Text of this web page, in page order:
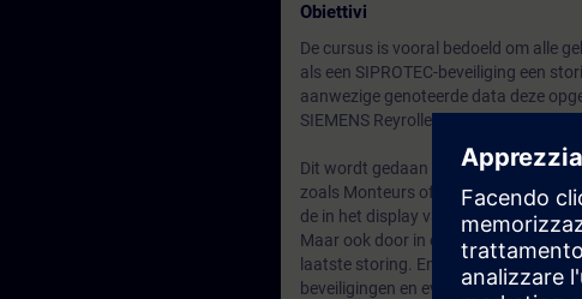
Obiettivi
De cursus is vooral bedoeld om alle
als een SIPROTEC-beveiliging een
aanwezige genoteerde data deze
SIEMENS Reyrolle 7SR45 is een
Dit wordt gedaan in verschillende
zoals Monteurs of andere
de in het display van de beveiliging
Maar ook door in een tweede stap
laatste storing. En in een derde stap
beveiligingen en eventueel het